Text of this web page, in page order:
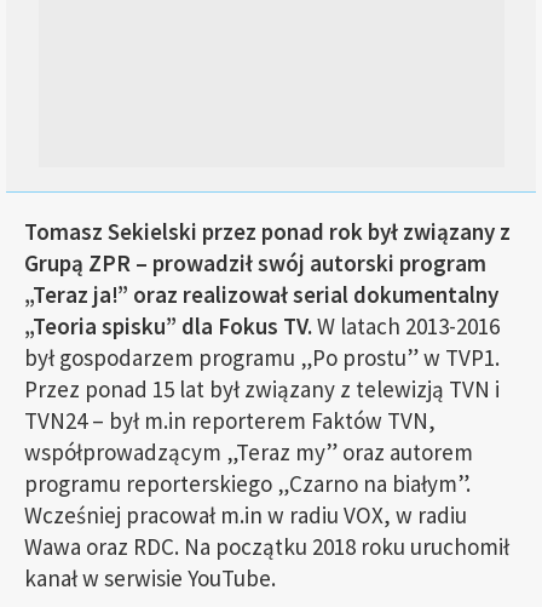
Tomasz Sekielski przez ponad rok był związany z
Grupą ZPR – prowadził swój autorski program
„Teraz ja!” oraz realizował serial dokumentalny
„Teoria spisku” dla Fokus TV.W latach 2013-2016
był gospodarzem programu „Po prostu” w TVP1.
Przez ponad 15 lat był związany z telewizją TVN i
TVN24 – był m.in reporterem Faktów TVN,
współprowadzącym „Teraz my” oraz autorem
programu reporterskiego „Czarno na białym”.
Wcześniej pracował m.in w radiu VOX, w radiu
Wawa oraz RDC. Na początku 2018 roku uruchomił
kanał w serwisie YouTube.